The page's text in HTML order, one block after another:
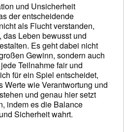
und Unsicherheit
der entscheidende
als Flucht verstanden,
Leben bewusst und
Es geht dabei nicht
Gewinn, sondern auch
Teilnahme fair und
für ein Spiel entscheidet,
Werte wie Verantwortung und
und genau hier setzt
indem es die Balance
Sicherheit wahrt.